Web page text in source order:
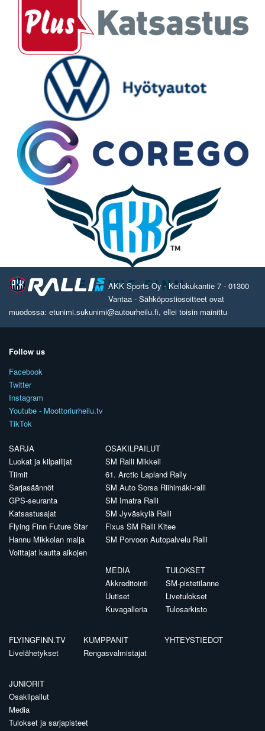
AKK Sports Oy - Kellokukantie 7 - 01300
Vantaa - Sähköpostiosoitteet ovat
muodossa: etunimi.sukunimi@autourheilu.fi, ellei toisin mainittu
Follow us
Facebook
Twitter
Instagram
Youtube - Moottoriurheilu.tv
TikTok
SARJA
Luokat ja kilpailijat
Tiimit
Sarjasäännöt
GPS-seuranta
Katsastusajat
Flying Finn Future Star
Hannu Mikkolan malja
Voittajat kautta aikojen
OSAKILPAILUT
SM Ralli Mikkeli
61. Arctic Lapland Rally
SM Auto Sorsa Riihimäki-ralli
SM Imatra Ralli
SM Jyväskylä Ralli
Fixus SM Ralli Kitee
SM Porvoon Autopalvelu Ralli
MEDIA
Akkreditointi
Uutiset
Kuvagalleria
TULOKSET
SM-pistetilanne
Livetulokset
Tulosarkisto
FLYINGFINN.TV
Livelähetykset
KUMPPANIT
Rengasvalmistajat
YHTEYSTIEDOT
JUNIORIT
Osakilpailut
Media
Tulokset ja sarjapisteet